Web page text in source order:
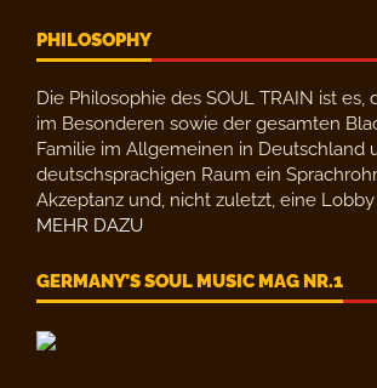
PHILOSOPHY
Die Philosophie des SOUL TRAIN ist es,
im Besonderen sowie der gesamten
Familie im Allgemeinen in Deutschland
deutschsprachigen Raum ein
Akzeptanz und, nicht zuletzt, eine
MEHR DAZU
GERMANY’S SOUL MUSIC MAG NR.1